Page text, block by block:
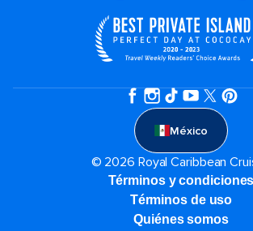
México
© 2026 Royal Caribbean
Términos y condiciones
Términos de uso
Quiénes somos